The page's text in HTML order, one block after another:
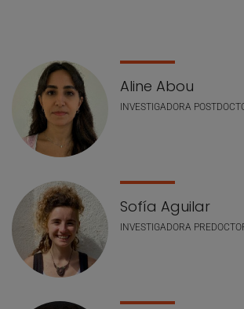
Lista de personal
Aline Abou
INVESTIGADORA
Sofía Aguilar
INVESTIGADORA